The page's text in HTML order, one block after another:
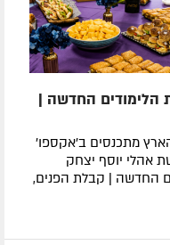
הלימודים החדשה |
מתכנסים ב'אקספו'
אהלי יוסף יצחק
החדשה | קבלת הפנים,